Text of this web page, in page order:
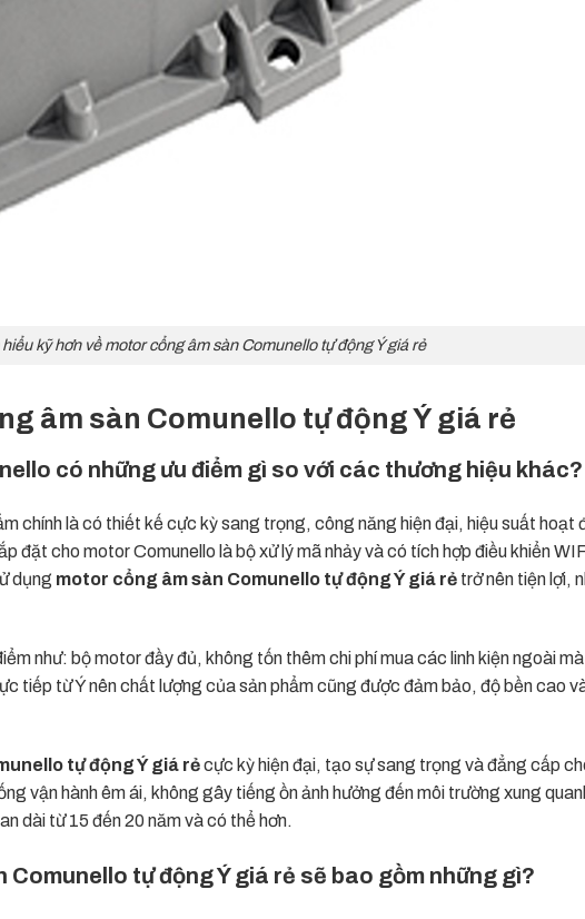
hiểu kỹ hơn về motor cổng âm sàn Comunello tự động Ý giá rẻ
âm sàn Comunello tự động Ý giá rẻ
có những ưu điểm gì so với các thương hiệu khác?
chính là có thiết kế cực kỳ sang trọng, công năng hiện đại, hiệu suất hoạt
đặt cho motor Comunello là bộ xử lý mã nhảy và có tích hợp điều khiển
dụng motor cổng âm sàn Comunello tự động Ý giá rẻ trở nên tiện lợi,
như: bộ motor đầy đủ, không tốn thêm chi phí mua các linh kiện ngoài
tiếp từ Ý nên chất lượng của sản phẩm cũng được đảm bảo, độ bền cao
tự động Ý giá rẻcực kỳ hiện đại, tạo sự sang trọng và đẳng cấp
vận hành êm ái, không gây tiếng ồn ảnh hưởng đến môi trường xung
dài từ 15 đến 20 năm và có thể hơn.
tự động Ý giá rẻ sẽ bao gồm những gì?